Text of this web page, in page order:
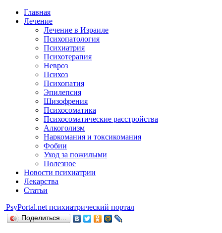
Главная
Лечение
Лечение в Израиле
Психопатология
Психиатрия
Психотерапия
Невроз
Психоз
Психопатия
Эпилепсия
Шизофрения
Психосоматика
Психосоматические расстройства
Алкоголизм
Наркомания и токсикомания
Фобии
Уход за пожилыми
Полезное
Новости психиатрии
Лекарства
Статьи
PsyPortal.net психиатрический портал
Поделиться…